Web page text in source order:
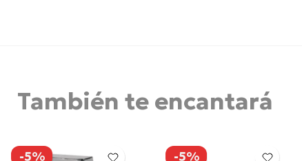
También te encantará
-5% -5%